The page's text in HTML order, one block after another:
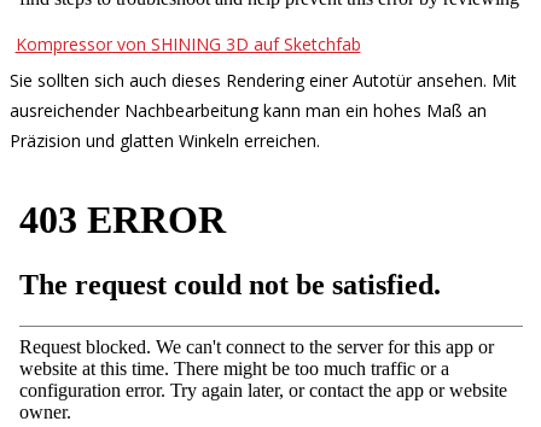
Kompressor von SHINING 3D auf Sketchfab
Sie sollten sich auch dieses Rendering einer Autotür ansehen. Mit
ausreichender Nachbearbeitung kann man ein hohes Maß an
Präzision und glatten Winkeln erreichen.